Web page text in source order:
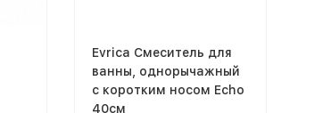
Evrica Смеситель для
ванны, однорычажный
с коротким носом Echo
40см